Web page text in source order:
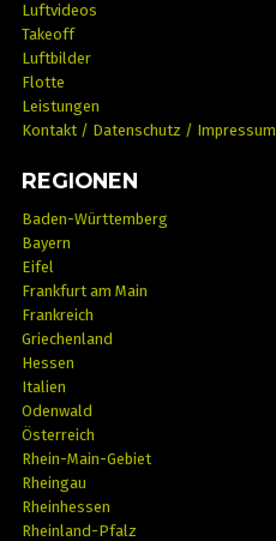
Luftvideos
Takeoff
Luftbilder
Flotte
Leistungen
Kontakt / Datenschutz / Impressum
REGIONEN
Baden-Württemberg
Bayern
Eifel
Frankfurt am Main
Frankreich
Griechenland
Hessen
Italien
Odenwald
Österreich
Rhein-Main-Gebiet
Rheingau
Rheinhessen
Rheinland-Pfalz